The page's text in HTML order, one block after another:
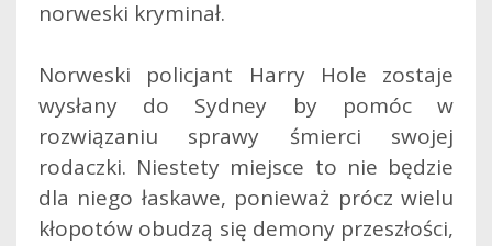
norweski kryminał.
Norweski policjant Harry Hole zostaje
wysłany do Sydney by pomóc w
rozwiązaniu sprawy śmierci swojej
rodaczki. Niestety miejsce to nie będzie
dla niego łaskawe, ponieważ prócz wielu
kłopotów obudzą się demony przeszłości,